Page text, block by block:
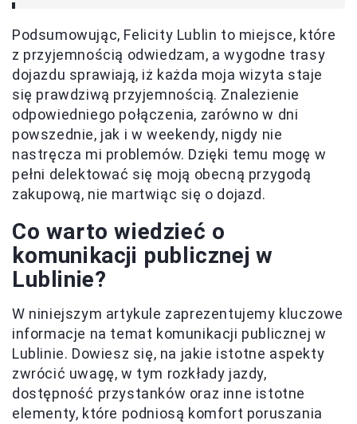
Podsumowując, Felicity Lublin to miejsce, które
z przyjemnością odwiedzam, a wygodne trasy
dojazdu sprawiają, iż każda moja wizyta staje
się prawdziwą przyjemnością. Znalezienie
odpowiedniego połączenia, zarówno w dni
powszednie, jak i w weekendy, nigdy nie
nastręcza mi problemów. Dzięki temu mogę w
pełni delektować się moją obecną przygodą
zakupową, nie martwiąc się o dojazd.
Co warto wiedzieć o
komunikacji publicznej w
Lublinie?
W niniejszym artykule zaprezentujemy kluczowe
informacje na temat komunikacji publicznej w
Lublinie. Dowiesz się, na jakie istotne aspekty
zwrócić uwagę, w tym rozkłady jazdy,
dostępność przystanków oraz inne istotne
elementy, które podniosą komfort poruszania